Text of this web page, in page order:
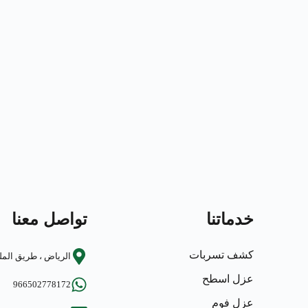
خدماتنا
كشف تسربات
عزل اسطح
عزل فوم
تواصل معنا
الرياض ، طريق
966502778172